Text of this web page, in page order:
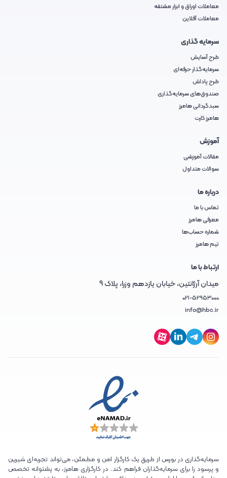
معاملات اوراق و ابزار مشتقه
معاملات آفلاین
سرمایه گذاری
طرح آسایش
سرمایه‌گذار حرفه‌ای
طرح پاداش
صندوق‌های سرمایه‌گذاری
سبدگردانی هامرز
هامرز کارت
آموزش
مقالات آموزشی
سوالات متداول
درباره ما
تماس با ما
معرفی هامرز
شماره حساب‌ها
تیم هامرز
ارتباط با ما
میدان آرژانتین، خیابان یازدهم وزرا، پلاک 9
021-52953000
info@hbc.ir
سرمایه‌گذاری در بورس از طریق یک کارگزار امن و مطمئن، می‌تواند تجربه‌ای شیرین
و پرسود را برای سرمایه‌گذاران فراهم کند. در کارگزاری هامرز، به پشتوانه تخصص